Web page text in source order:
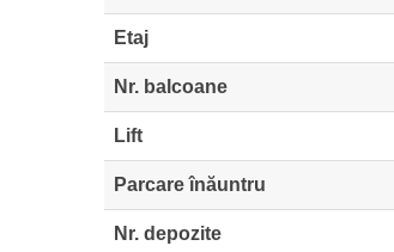
Etaj
Nr. balcoane
Lift
Parcare înăuntru
Nr. depozite